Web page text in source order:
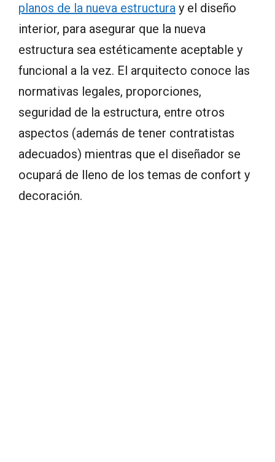
planos de la nueva estructura y el diseño
interior, para asegurar que la nueva
estructura sea estéticamente aceptable y
funcional a la vez. El arquitecto conoce las
normativas legales, proporciones,
seguridad de la estructura, entre otros
aspectos (además de tener contratistas
adecuados) mientras que el diseñador se
ocupará de lleno de los temas de confort y
decoración.